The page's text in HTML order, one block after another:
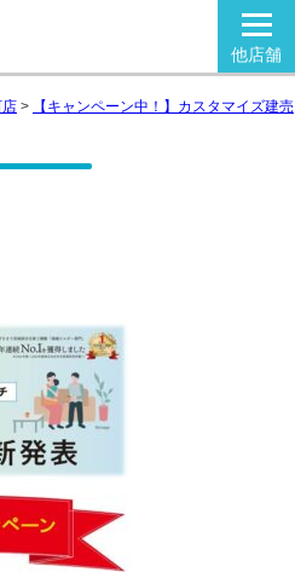
他店舗
店 > 【キャンペーン中！】カスタマイズ建売